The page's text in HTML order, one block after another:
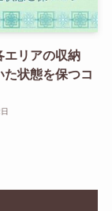
エリアの収納
た状態を保つコ